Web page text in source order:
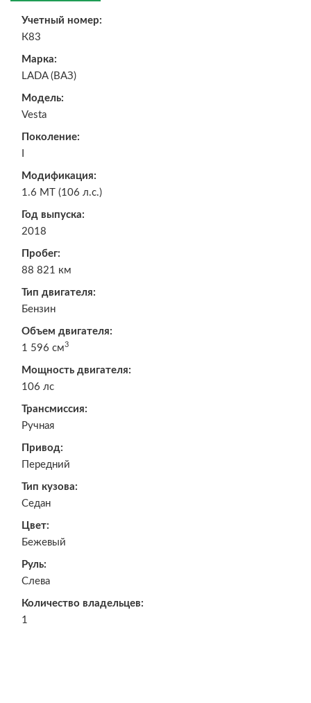
Учетный номер:
К83
Марка:
LADA (ВАЗ)
Модель:
Vesta
Поколение:
Модификация:
1.6 MT (106 л.с.)
Год выпуска:
2018
Пробег:
88 821 км
Тип двигателя:
Бензин
Объем двигателя:
1 596 см3
Мощность двигателя:
106 лс
Трансмиссия:
Ручная
Привод:
Передний
Тип кузова:
Седан
Цвет:
Бежевый
Руль:
Слева
Количество владельцев:
1